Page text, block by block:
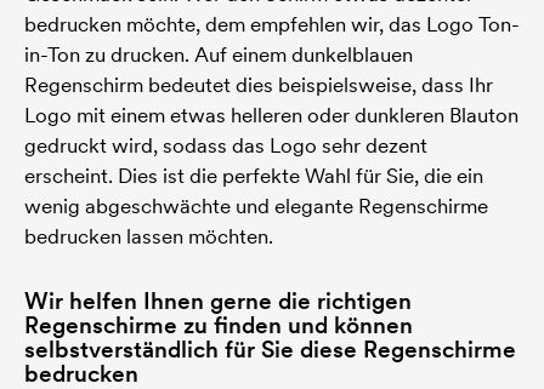
bedrucken möchte, dem empfehlen wir, das Logo Ton-
in-Ton zu drucken. Auf einem dunkelblauen
Regenschirm bedeutet dies beispielsweise, dass Ihr
Logo mit einem etwas helleren oder dunkleren Blauton
gedruckt wird, sodass das Logo sehr dezent
erscheint. Dies ist die perfekte Wahl für Sie, die ein
wenig abgeschwächte und elegante Regenschirme
bedrucken lassen möchten.
Wir helfen Ihnen gerne die richtigen
Regenschirme zu finden und können
selbstverständlich für Sie diese Regenschirme
bedrucken